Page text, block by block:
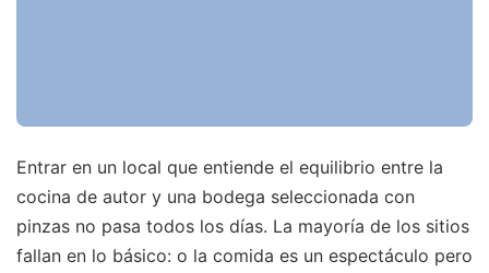
Entrar en un local que entiende el equilibrio entre la
cocina de autor y una bodega seleccionada con
pinzas no pasa todos los días. La mayoría de los sitios
fallan en lo básico: o la comida es un espectáculo pero